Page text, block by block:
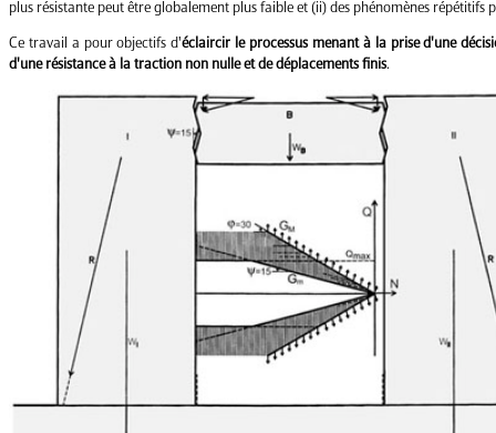
plus résistante peut être globalement plus faible et (ii) des phénomènes
Ce travail a pour objectifs d'éclaircir le processus menant à la prise d'une
d'une résistance à la traction non nulle et de déplacements finis.